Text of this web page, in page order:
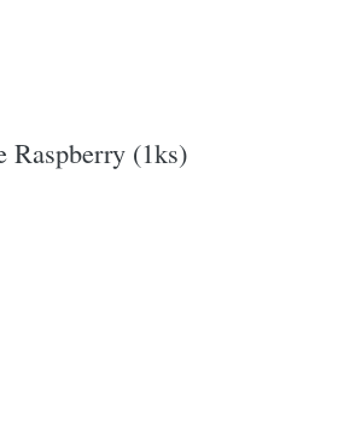
Raspberry (1ks)